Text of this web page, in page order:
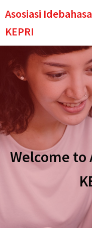
Asosiasi Idebahasa
KEPRI
Welcome to